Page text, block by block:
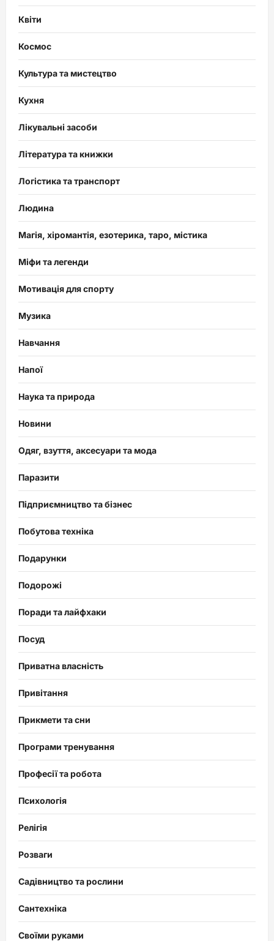
Квіти
Космос
Культура та мистецтво
Кухня
Лікувальні засоби
Література та книжки
Логістика та транспорт
Людина
Магія, хіромантія, езотерика, таро, містика
Міфи та легенди
Мотивація для спорту
Музика
Навчання
Напої
Наука та природа
Новини
Одяг, взуття, аксесуари та мода
Паразити
Підприємництво та бізнес
Побутова техніка
Подарунки
Подорожі
Поради та лайфхаки
Посуд
Приватна власність
Привітання
Прикмети та сни
Програми тренування
Професії та робота
Психологія
Релігія
Розваги
Садівництво та рослини
Сантехніка
Своїми руками